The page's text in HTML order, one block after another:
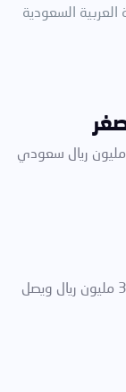
العربية السعودية
عدد الموظفين (6-49) وحجم مبيعات يزيد عن 3 مليون ريال ويصل